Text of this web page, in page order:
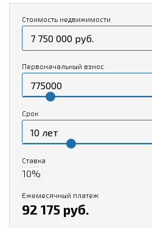
Стоимость недвижимости
Первоначальный взнос
Срок
Ставка
Ежемесячный платеж
92 175 руб.